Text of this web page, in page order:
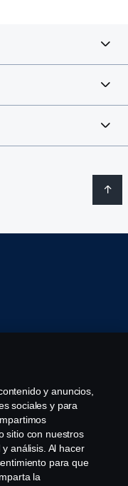
y anuncios,
sociales y para
sitio con nuestros
análisis. Al hacer
para que
la